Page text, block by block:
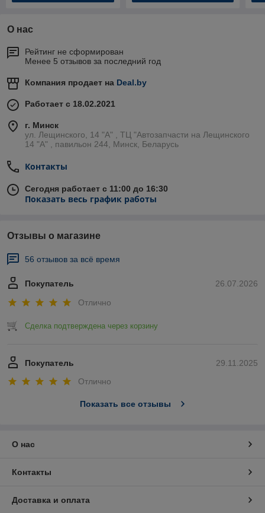
О нас
Рейтинг не сформирован
Менее 5 отзывов за последний год
Компания продает на Deal.by
Работает с 18.02.2021
г. Минск
ул. Лещинского, 14 "А" , ТЦ "Автозапчасти на Лещинcкого
14 "A" , павильон 244, Минск, Беларусь
Контакты
Сегодня работает с 11:00 до 16:30
Показать весь график работы
Отзывы о магазине
56 отзывов за всё время
26.07.2026
Покупатель
Отлично
Сделка подтверждена через корзину
29.11.2025
Покупатель
Отлично
Показать все отзывы
О нас
Контакты
Доставка и оплата